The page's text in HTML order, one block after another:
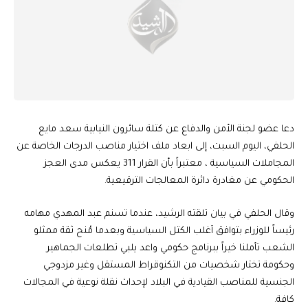
دعا عضو لجنة الأمن والدفاع عن كتلة سائرون النيابية سعد مايع
الحلفي، اليوم السبت، إلى ابعاد ملف اختيار مناصب الدرجات الخاصة عن
المجاملات السياسية ، معتبراً بأن القرار 311 يعكس مدى العجز
الحكومي عن مغادرة دائرة المعالجات الترقيعية.
وقال الحلفي في بيان تلقته الرشيد، عندما تسنم عبد المهدي مهامه
رئيساً للوزراء بتوافق أغلب الكتل السياسية وبعدما مُنح ثقة ممثلو
الشعب تأملنا خيراً ببرنامج حكومي واعد يلبي تطلعات الجماهير
وحكومة تختار شخصيات من التكنوقراط المستقل وغير مزدوجي
الجنسية للمناصب القيادية في البلاد لإحداث نقلة نوعية في المجالات
كافة.